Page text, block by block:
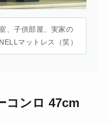
、子供部屋、実家の
マットレス（笑）
コンロ 47cm